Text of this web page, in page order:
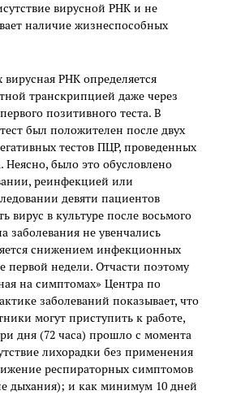
вирусной РНК и не
наличие жизнеспособных
вирусная РНК определяется
транскрипцией даже через
позитивного теста. В
был положителен после двух
тестов ПЦР, проведенных
Неясно, было это обусловлено
реинфекцией или
девяти пациентов
вирус в культуре после восьмого
заболевания не увенчались
снижением инфекционных
первой недели. Отчасти поэтому
на симптомах» Центра по
заболеваний показывает, что
могут приступить к работе,
дня (72 часа) прошло с момента
лихорадки без применения
респираторных симптомов
дыхания); и как минимум 10 дней